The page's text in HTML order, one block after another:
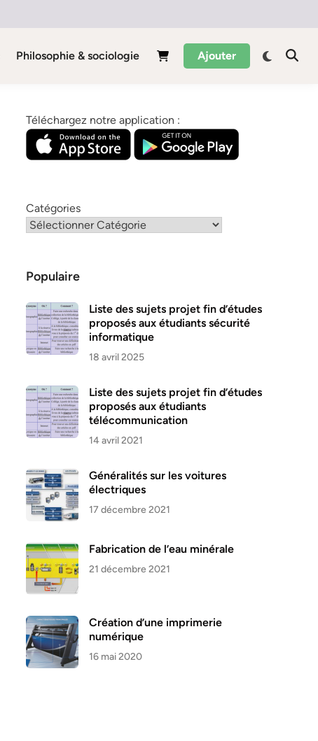
Philosophie & sociologie Ajouter
Téléchargez notre application :
Catégories
Populaire
Liste des sujets projet fin d’études
proposés aux étudiants sécurité
informatique
18 avril 2025
Liste des sujets projet fin d’études
proposés aux étudiants
télécommunication
14 avril 2021
Généralités sur les voitures
électriques
17 décembre 2021
Fabrication de l’eau minérale
21 décembre 2021
Création d’une imprimerie
numérique
16 mai 2020